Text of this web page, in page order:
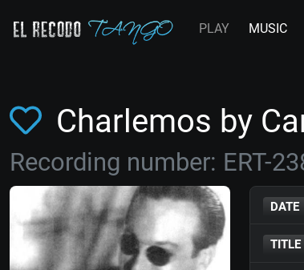
PLAY MUSIC
Charlemos by
Recording number: ERT-
DATE
TITLE